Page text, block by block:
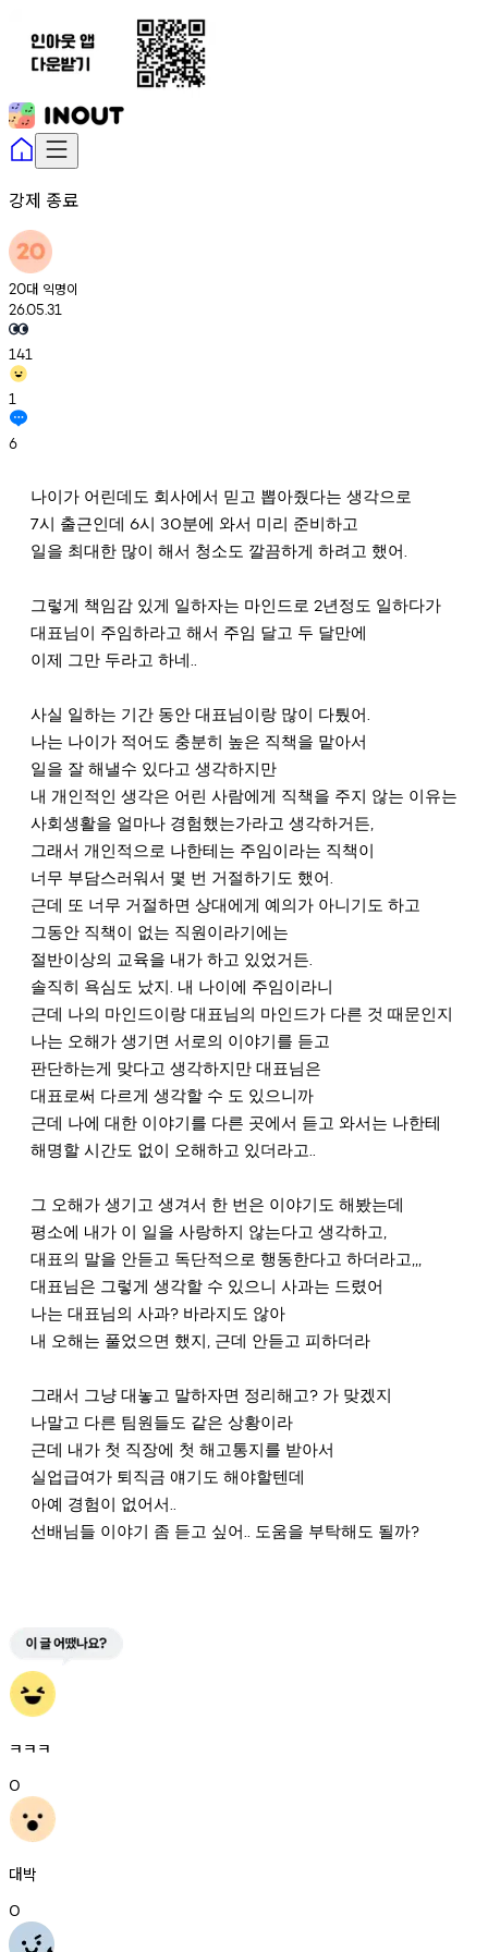
강제 종료
20대 익명이
26.05.31
141
1
6
나이가 어린데도 회사에서 믿고 뽑아줬다는 생각으로
7시 출근인데 6시 30분에 와서 미리 준비하고
일을 최대한 많이 해서 청소도 깔끔하게 하려고 했어.
그렇게 책임감 있게 일하자는 마인드로 2년정도 일하다가
대표님이 주임하라고 해서 주임 달고 두 달만에
이제 그만 두라고 하네..
사실 일하는 기간 동안 대표님이랑 많이 다퉜어.
나는 나이가 적어도 충분히 높은 직책을 맡아서
일을 잘 해낼수 있다고 생각하지만
내 개인적인 생각은 어린 사람에게 직책을 주지 않는 이유는
사회생활을 얼마나 경험했는가라고 생각하거든,
그래서 개인적으로 나한테는 주임이라는 직책이
너무 부담스러워서 몇 번 거절하기도 했어.
근데 또 너무 거절하면 상대에게 예의가 아니기도 하고
그동안 직책이 없는 직원이라기에는
절반이상의 교육을 내가 하고 있었거든.
솔직히 욕심도 났지. 내 나이에 주임이라니
근데 나의 마인드이랑 대표님의 마인드가 다른 것 때문인지
나는 오해가 생기면 서로의 이야기를 듣고
판단하는게 맞다고 생각하지만 대표님은
대표로써 다르게 생각할 수 도 있으니까
근데 나에 대한 이야기를 다른 곳에서 듣고 와서는 나한테
해명할 시간도 없이 오해하고 있더라고..
그 오해가 생기고 생겨서 한 번은 이야기도 해봤는데
평소에 내가 이 일을 사랑하지 않는다고 생각하고,
대표의 말을 안듣고 독단적으로 행동한다고 하더라고,,,
대표님은 그렇게 생각할 수 있으니 사과는 드렸어
나는 대표님의 사과? 바라지도 않아
내 오해는 풀었으면 했지, 근데 안듣고 피하더라
그래서 그냥 대놓고 말하자면 정리해고? 가 맞겠지
나말고 다른 팀원들도 같은 상황이라
근데 내가 첫 직장에 첫 해고통지를 받아서
실업급여가 퇴직금 얘기도 해야할텐데
아예 경험이 없어서..
선배님들 이야기 좀 듣고 싶어.. 도움을 부탁해도 될까?
ㅋㅋㅋ
0
대박
0